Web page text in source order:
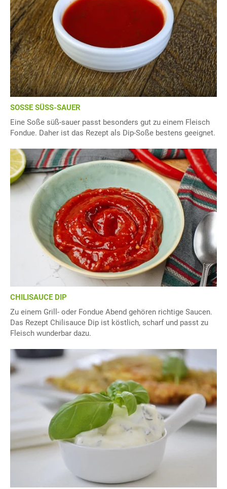
SOSSE SÜSS-SAUER
Eine Soße süß-sauer passt besonders gut zu einem Fleisch
Fondue. Daher ist das Rezept als Dip-Soße bestens geeignet.
CHILISAUCE DIP
Zu einem Grill- oder Fondue Abend gehören richtige Saucen.
Das Rezept Chilisauce Dip ist köstlich, scharf und passt zu
Fleisch wunderbar dazu.